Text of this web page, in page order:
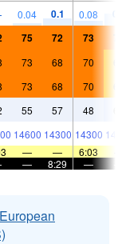
0.04 0.1 0.08
75 72 73
73 68 70
73 68 70
55 57 48
14600 14300 14300
— — 6:03
— 8:29 —
European